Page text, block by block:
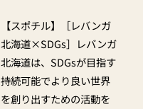
【スポチル】［レバンガ
北海道×SDGs］レバンガ
北海道は、SDGsが目指す
持続可能でより良い世界
を創り出すための活動を